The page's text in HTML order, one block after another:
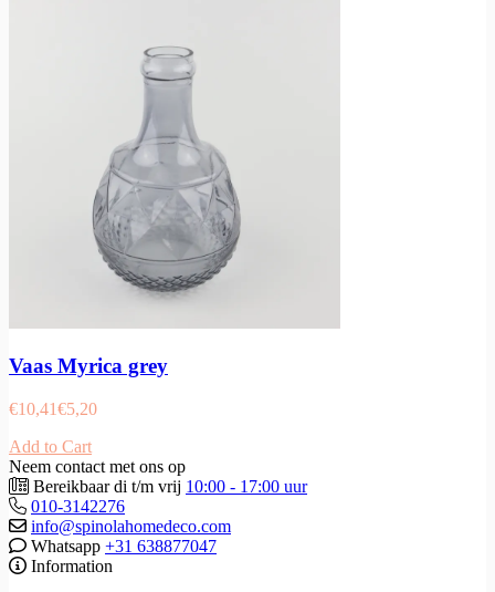
Vaas Myrica grey
€10,41€5,20
Add to Cart
Neem contact met ons op
Bereikbaar di t/m vrij 10:00 - 17:00 uur
010-3142276
info@spinolahomedeco.com
Whatsapp +31 638877047
Information